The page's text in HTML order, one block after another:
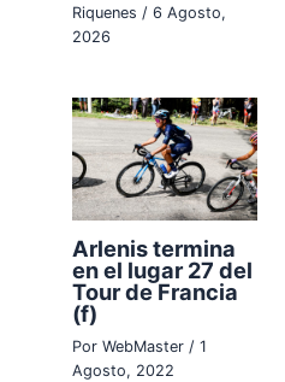
Riquenes/6 Agosto,
2026
Arlenis termina
en el lugar 27 del
Tour de Francia
(f)
PorWebMaster/1
Agosto, 2022